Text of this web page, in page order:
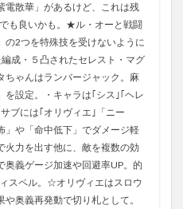
散華」があるけど、これは残
も良いかも。★ル・オーと戦闘
の2つを特殊技を受けないように
成・５凸されたセレスト・マグ
ちゃんはランバージャック。麻
設定。・キャラは｢シス｣｢ヘレ
ブには｢オリヴィエ｣「ニー
や「命中低下」でダメージ軽
力を出す他に、敵を複数の効
義ゲージ加速や回避率UP。的
スペル。☆オリヴィエはスロウ
奥義再発動で切り札として。